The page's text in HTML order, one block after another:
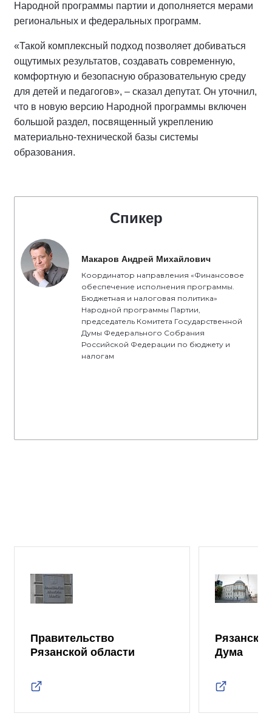
Народной программы партии и дополняется мерами
региональных и федеральных программ.
«Такой комплексный подход позволяет добиваться
ощутимых результатов, создавать современную,
комфортную и безопасную образовательную среду
для детей и педагогов», – сказал депутат. Он уточнил,
что в новую версию Народной программы включен
большой раздел, посвященный укреплению
материально-технической базы системы
образования.
Спикер
Макаров Андрей Михайлович
Координатор направления «Финансовое
обеспечение исполнения программы.
Бюджетная и налоговая политика»
Народной программы Партии,
председатель Комитета Государственной
Думы Федерального Собрания
Российской Федерации по бюджету и
налогам
Правительство
Рязанской области
Дума